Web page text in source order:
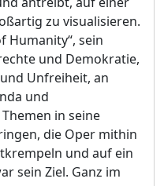
zu visualisieren.
Humanity“, sein
und Demokratie,
Unfreiheit, an
und
in seine
die Oper mithin
und auf ein
sein Ziel. Ganz im